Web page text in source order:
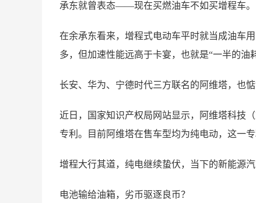
承东就曾表态——现在买燃油车不如买增程车。
在余承东看来，增程式电动车平时就当成油车
多，但加速性能远高于卡宴，也就是“一半的油
长安、华为、宁德时代三方联名的阿维塔，也惦
近日，国家知识产权局网站显示，阿维塔科技
专利。目前阿维塔在售车型均为纯电动，这一
增程大行其道，纯电继续蛰伏，当下的新能源
电池输给油箱，劣币驱逐良币？